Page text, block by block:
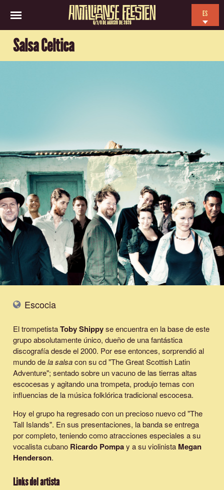
6/7/8 DE AGOSTO DE 2026
ES
Salsa Celtica
Escocia
El trompetistaToby Shippyse encuentra en la base de este
grupo absolutamente único, dueño de una fantástica
discografía desde el 2000. Por ese entonces, sorprendió al
mundo dela salsacon su cd "The Great Scottish Latin
Adventure"; sentado sobre un vacuno de las tierras altas
escocesas y agitando una trompeta, produjo temas con
influencias de la música folklórica tradicional escocesa.
Hoy el grupo ha regresado con un precioso nuevo cd "The
Tall Islands". En sus presentaciones, la banda se entrega
por completo, teniendo como atracciones especiales a su
vocalista cubano Ricardo Pompay a su violinista Megan
Henderson.
Links del artista